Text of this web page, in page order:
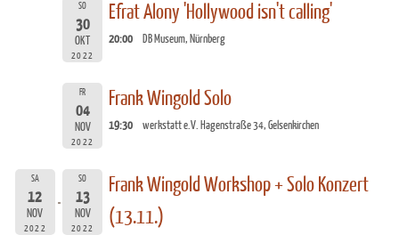
SO
30
OKT
2022
Efrat Alony 'Hollywood isn't calling'
20:00 DB Museum, Nürnberg
FR
04
NOV
2022
Frank Wingold Solo
19:30 werkstatt e.V. Hagenstraße 34, Gelsenkirchen
SA
12
NOV
2022
SO
13
NOV
2022
Frank Wingold Workshop + Solo Konzert
(13.11.)